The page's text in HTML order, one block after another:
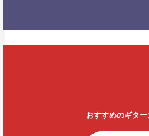
おすすめのギタ